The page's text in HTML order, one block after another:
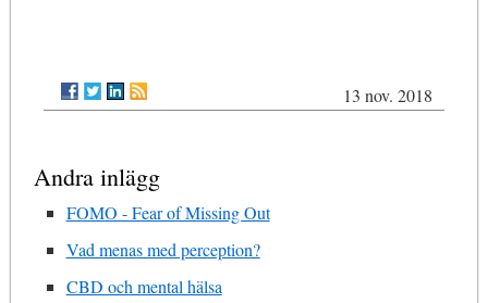
13 nov. 2018
Andra inlägg
FOMO - Fear of Missing Out
Vad menas med perception?
CBD och mental hälsa